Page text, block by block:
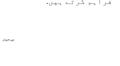
صحت